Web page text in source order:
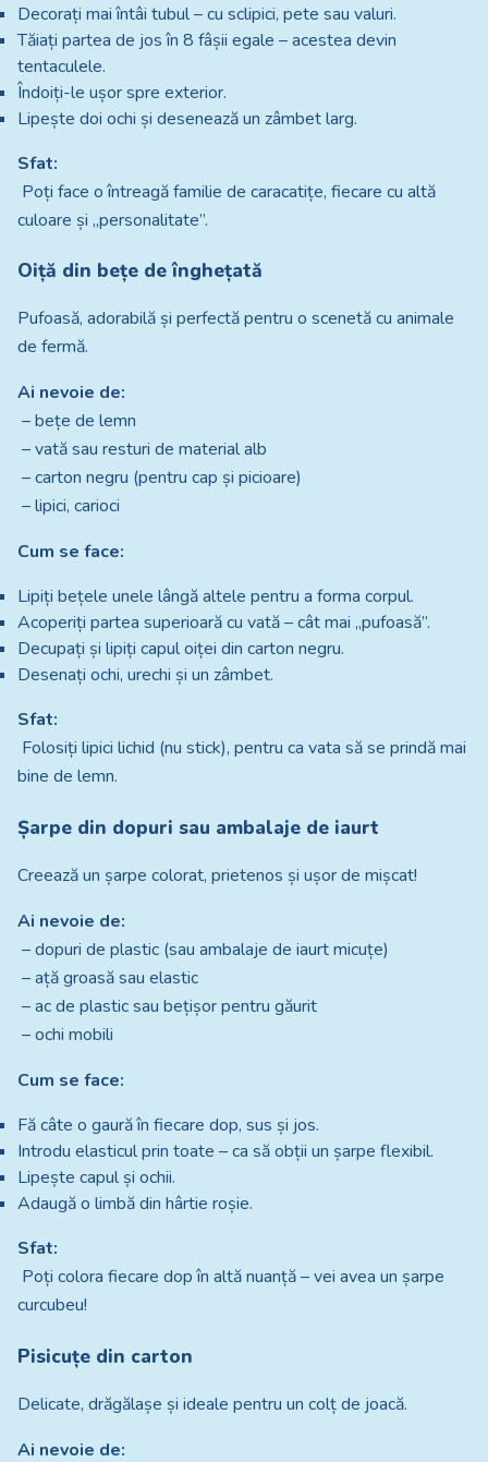
Decorați mai întâi tubul – cu sclipici, pete sau valuri.
Tăiați partea de jos în 8 fâșii egale – acestea devin
tentaculele.
Îndoiți-le ușor spre exterior.
Lipește doi ochi și desenează un zâmbet larg.
Sfat:
Poți face o întreagă familie de caracatițe, fiecare cu altă
culoare și „personalitate”.
Oiță din bețe de înghețată
Pufoasă, adorabilă și perfectă pentru o scenetă cu animale
de fermă.
Ai nevoie de:
– bețe de lemn
– vată sau resturi de material alb
– carton negru (pentru cap și picioare)
– lipici, carioci
Cum se face:
Lipiți bețele unele lângă altele pentru a forma corpul.
Acoperiți partea superioară cu vată – cât mai „pufoasă”.
Decupați și lipiți capul oiței din carton negru.
Desenați ochi, urechi și un zâmbet.
Sfat:
Folosiți lipici lichid (nu stick), pentru ca vata să se prindă mai
bine de lemn.
Șarpe din dopuri sau ambalaje de iaurt
Creează un șarpe colorat, prietenos și ușor de mișcat!
Ai nevoie de:
– dopuri de plastic (sau ambalaje de iaurt micuțe)
– ață groasă sau elastic
– ac de plastic sau bețișor pentru găurit
– ochi mobili
Cum se face:
Fă câte o gaură în fiecare dop, sus și jos.
Introdu elasticul prin toate – ca să obții un șarpe flexibil.
Lipește capul și ochii.
Adaugă o limbă din hârtie roșie.
Sfat:
Poți colora fiecare dop în altă nuanță – vei avea un șarpe
curcubeu!
Pisicuțe din carton
Delicate, drăgălașe și ideale pentru un colț de joacă.
Ai nevoie de: